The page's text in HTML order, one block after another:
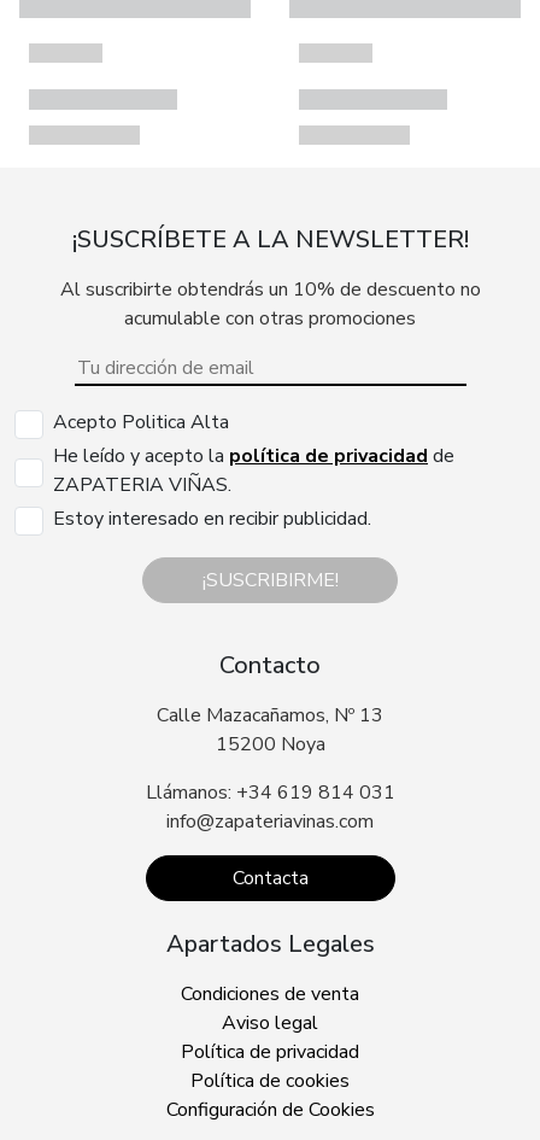
¡SUSCRÍBETE A LA NEWSLETTER!
Al suscribirte obtendrás un 10% de descuento no
acumulable con otras promociones
Acepto Politica Alta
He leído y acepto la política de privacidad de
ZAPATERIA VIÑAS.
Estoy interesado en recibir publicidad.
¡SUSCRIBIRME!
Contacto
Calle Mazacañamos, Nº 13
15200 Noya
Llámanos: +34 619 814 031
info@zapateriavinas.com
Contacta
Apartados Legales
Condiciones de venta
Aviso legal
Política de privacidad
Política de cookies
Configuración de Cookies